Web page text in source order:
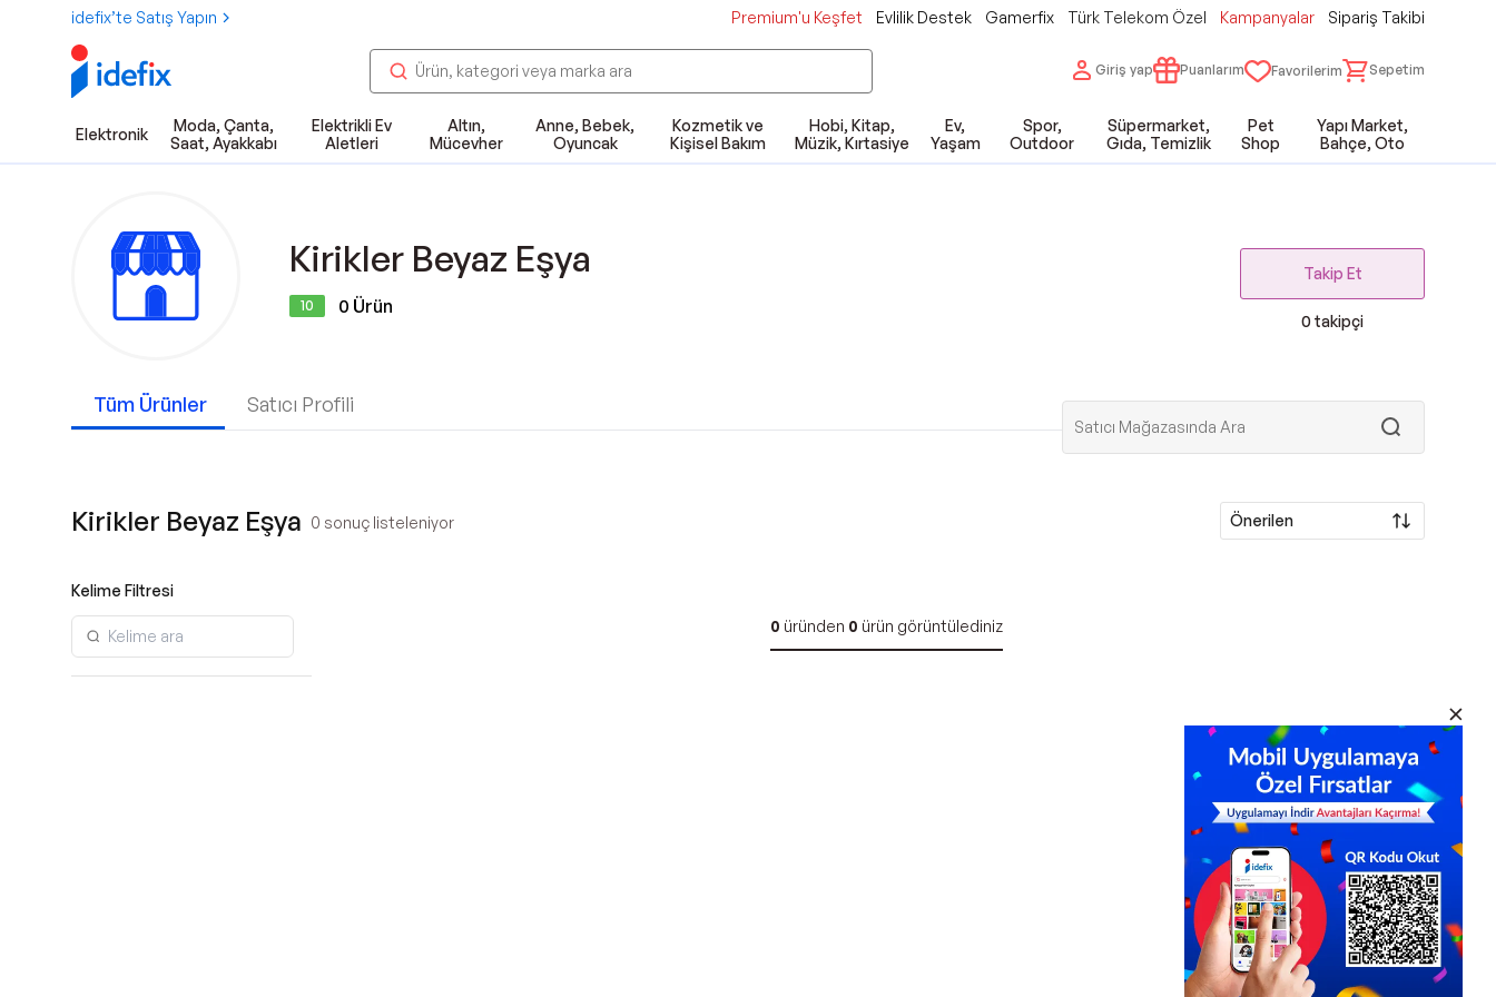
idefix’te Satış Yapın Premium'u Keşfet Evlilik Destek Gamerfix Türk Telekom Özel Kampanyalar Sipariş Takibi
Giriş yap Puanlarım Favorilerim Sepetim
Elektronik
Moda, Çanta,
Saat, Ayakkabı
Elektrikli Ev
Aletleri
Altın,
Mücevher
Anne, Bebek,
Oyuncak
Kozmetik ve
Kişisel Bakım
Hobi, Kitap,
Müzik, Kırtasiye
Ev,
Yaşam
Spor,
Outdoor
Süpermarket,
Gıda, Temizlik
Pet
Shop
Yapı Market,
Bahçe, Oto
Kirikler Beyaz Eşya
10 0 Ürün
Takip Et
0 takipçi
Tüm Ürünler Satıcı Profili
Kirikler Beyaz Eşya 0 sonuç listeleniyor Önerilen
Kelime Filtresi
0 üründen 0 ürün görüntülediniz